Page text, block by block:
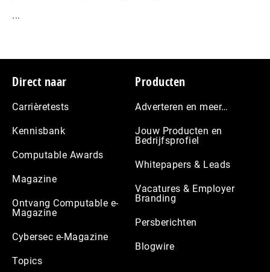
...
Footer
Direct naar
Carrièretests
Kennisbank
Computable Awards
Magazine
Ontvang Computable e-
Magazine
Cybersec e-Magazine
Topics
Producten
Adverteren en meer…
Jouw Producten en
Bedrijfsprofiel
Whitepapers & Leads
Vacatures & Employer
Branding
Persberichten
Blogwire